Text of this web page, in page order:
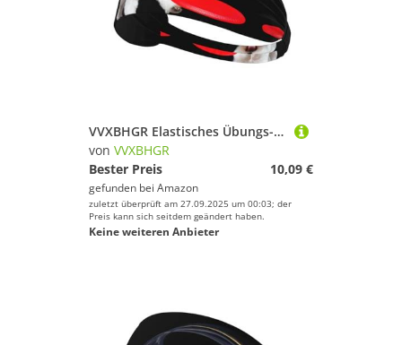
VVXBHGR Elastisches Übungs-Stirnband für Welpen mit Frisbee-Drucken, für Männer und Frauen, weich, schnell trocknend
von VVXBHGR
Bester Preis
10,09 €
gefunden bei Amazon
zuletzt überprüft am 27.09.2025 um 00:03; der
Preis kann sich seitdem geändert haben.
Keine weiteren Anbieter